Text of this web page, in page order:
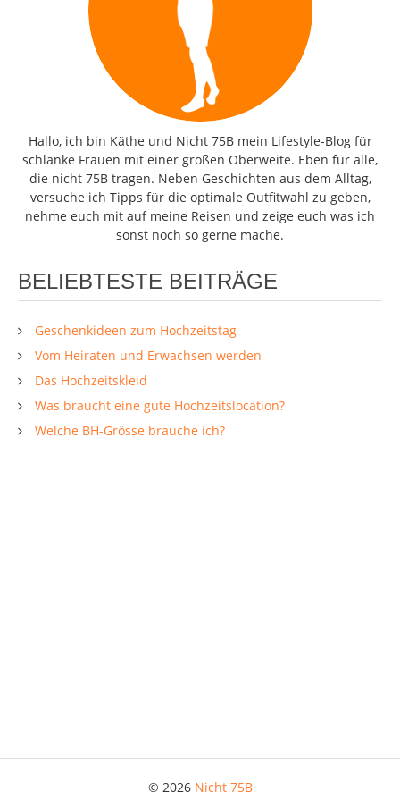
Hallo, ich bin Käthe und Nicht 75B mein Lifestyle-Blog für
schlanke Frauen mit einer großen Oberweite. Eben für alle,
die nicht 75B tragen. Neben Geschichten aus dem Alltag,
versuche ich Tipps für die optimale Outfitwahl zu geben,
nehme euch mit auf meine Reisen und zeige euch was ich
sonst noch so gerne mache.
BELIEBTESTE BEITRÄGE
Geschenkideen zum Hochzeitstag
Vom Heiraten und Erwachsen werden
Das Hochzeitskleid
Was braucht eine gute Hochzeitslocation?
Welche BH-Grösse brauche ich?
© 2026 Nicht 75B